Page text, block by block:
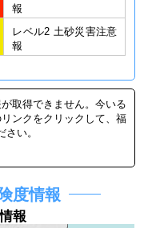
報
レベル2 土砂災害注意
報
取得できません。今いる
ンクをクリックして、福
い。
度情報
報